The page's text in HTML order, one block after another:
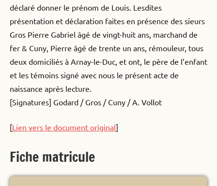
déclaré donner le prénom de Louis. Lesdites
présentation et déclaration faites en présence des sieurs
Gros Pierre Gabriel âgé de vingt-huit ans, marchand de
fer & Cuny, Pierre âgé de trente un ans, rémouleur, tous
deux domiciliés à Arnay-le-Duc, et ont, le père de l’enfant
et les témoins signé avec nous le présent acte de
naissance après lecture.
[Signatures] Godard / Gros / Cuny / A. Vollot
[Lien vers le document original]
Fiche matricule